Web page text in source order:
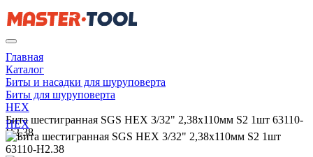
Главная
Каталог
Биты и насадки для шуруповерта
Биты для шуруповерта
HEX
Бита шестигранная SGS HEX 3/32" 2,38х110мм S2 1шт 63110-
H2.38
HEX